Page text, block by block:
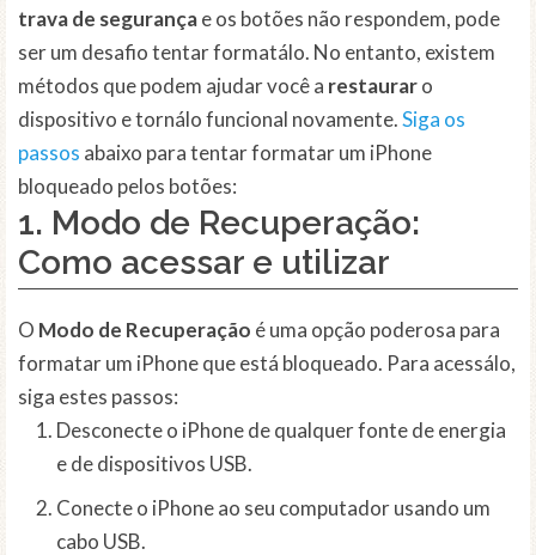
trava de segurançae os botões não respondem, pode
ser um desafio tentar formatálo. No entanto, existem
métodos que podem ajudar você a restauraro
dispositivo e tornálo funcional novamente.Siga os
passos abaixo para tentar formatar um iPhone
bloqueado pelos botões:
1. Modo de Recuperação:
Como acessar e utilizar
O Modo de Recuperação é uma opção poderosa para
formatar um iPhone que está bloqueado. Para acessálo,
siga estes passos:
Desconecte o iPhone de qualquer fonte de energia
e de dispositivos USB.
Conecte o iPhone ao seu computador usando um
cabo USB.